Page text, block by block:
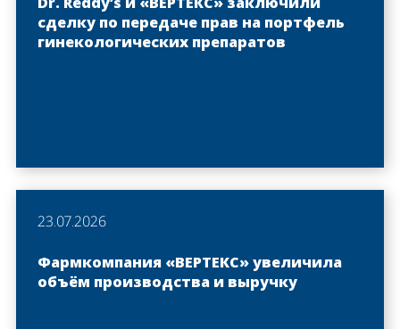
сделку по передаче прав на портфель
гинекологических препаратов
23.07.2026
Фармкомпания «ВЕРТЕКС» увеличила
объём производства и выручку